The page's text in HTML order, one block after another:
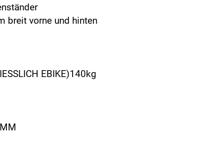
breit vorne und hinten
EBIKE)140kg